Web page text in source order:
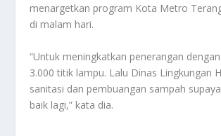
menargetkan program Kota Metro
di malam hari.
“Untuk meningkatkan penerangan
3.000 titik lampu. Lalu Dinas Lingkungan
sanitasi dan pembuangan sampah
baik lagi,” kata dia.